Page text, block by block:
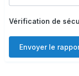
Vérification de
Envoyer le